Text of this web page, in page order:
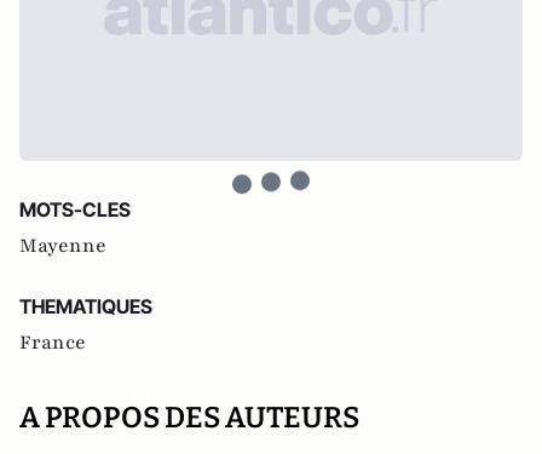
MOTS-CLES
Mayenne
THEMATIQUES
France
A PROPOS DES AUTEURS